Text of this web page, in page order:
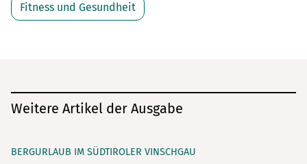
Fitness und Gesundheit
Weitere Artikel der Ausgabe
BERGURLAUB IM SÜDTIROLER VINSCHGAU